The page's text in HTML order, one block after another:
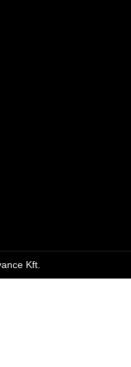
Kft.